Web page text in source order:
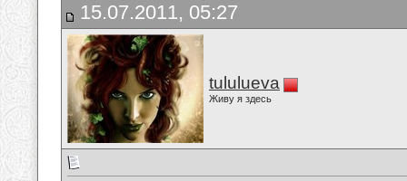
15.07.2011, 05:27
tululueva
Живу я здесь